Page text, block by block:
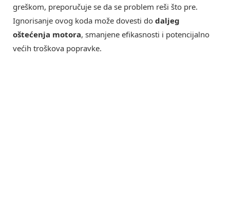
greškom, preporučuje se da se problem reši što pre.
Ignorisanje ovog koda može dovesti do daljeg
oštećenja motora, smanjene efikasnosti i potencijalno
većih troškova popravke.